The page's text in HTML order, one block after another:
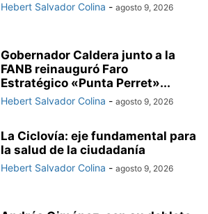
Hebert Salvador Colina - agosto 9, 2026
Gobernador Caldera junto a la
FANB reinauguró Faro
Estratégico «Punta Perret»...
Hebert Salvador Colina - agosto 9, 2026
La Ciclovía: eje fundamental para
la salud de la ciudadanía
Hebert Salvador Colina - agosto 9, 2026